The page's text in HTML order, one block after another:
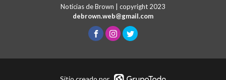
Noticias de Brown | copyright 2023
debrown.web@gmail.com